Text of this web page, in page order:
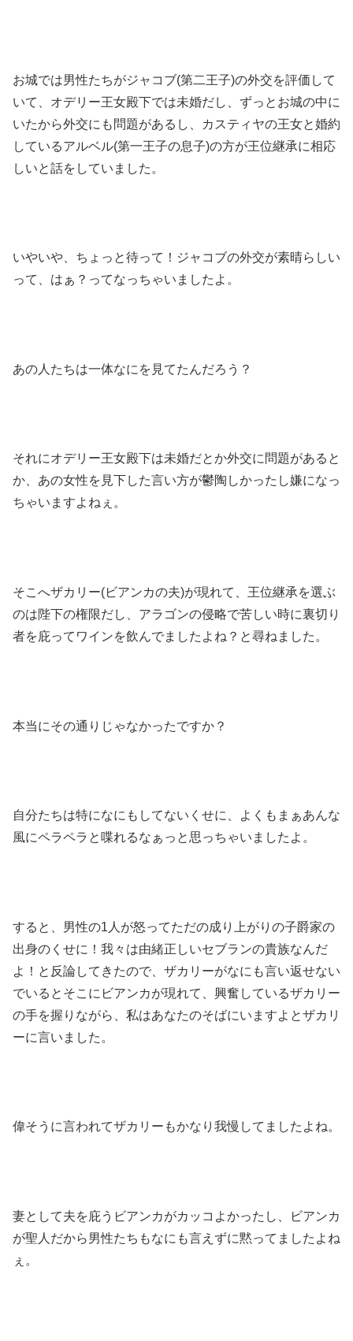
お城では男性たちがジャコブ(第二王子)の外交を評価して
いて、オデリー王女殿下では未婚だし、ずっとお城の中に
いたから外交にも問題があるし、カスティヤの王女と婚約
しているアルベル(第一王子の息子)の方が王位継承に相応
しいと話をしていました。
いやいや、ちょっと待って！ジャコブの外交が素晴らしい
って、はぁ？ってなっちゃいましたよ。
あの人たちは一体なにを見てたんだろう？
それにオデリー王女殿下は未婚だとか外交に問題があると
か、あの女性を見下した言い方が鬱陶しかったし嫌になっ
ちゃいますよねぇ。
そこへザカリー(ビアンカの夫)が現れて、王位継承を選ぶ
のは陛下の権限だし、アラゴンの侵略で苦しい時に裏切り
者を庇ってワインを飲んでましたよね？と尋ねました。
本当にその通りじゃなかったですか？
自分たちは特になにもしてないくせに、よくもまぁあんな
風にペラペラと喋れるなぁっと思っちゃいましたよ。
すると、男性の1人が怒ってただの成り上がりの子爵家の
出身のくせに！我々は由緒正しいセブランの貴族なんだ
よ！と反論してきたので、ザカリーがなにも言い返せない
でいるとそこにビアンカが現れて、興奮しているザカリー
の手を握りながら、私はあなたのそばにいますよとザカリ
ーに言いました。
偉そうに言われてザカリーもかなり我慢してましたよね。
妻として夫を庇うビアンカがカッコよかったし、ビアンカ
が聖人だから男性たちもなにも言えずに黙ってましたよね
ぇ。